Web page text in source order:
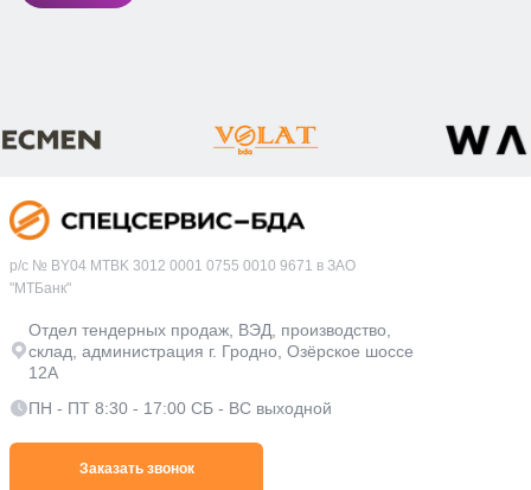
р/с № BY04 MTBK 3012 0001 0755 0010 9671 в ЗАО
"МТБанк"
Отдел тендерных продаж, ВЭД, производство,
склад, администрация г. Гродно, Озёрское шоссе
12А
ПН - ПТ 8:30 - 17:00 СБ - ВС выходной
Заказать звонок